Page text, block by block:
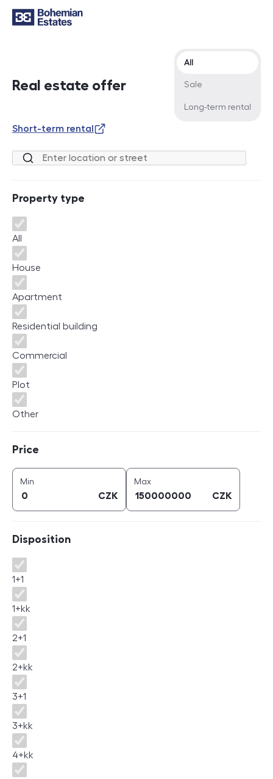
Real estate offer
Offer type
All
Sale
Long-term rental
Short-term rental
Location or street
Property type
Property type
All
House
Apartment
Residential building
Commercial
Plot
Other
Price
Min
CZK
Maxprice (
CZK
Disposition
Disposition
1+1
1+kk
2+1
2+kk
3+1
3+kk
4+kk